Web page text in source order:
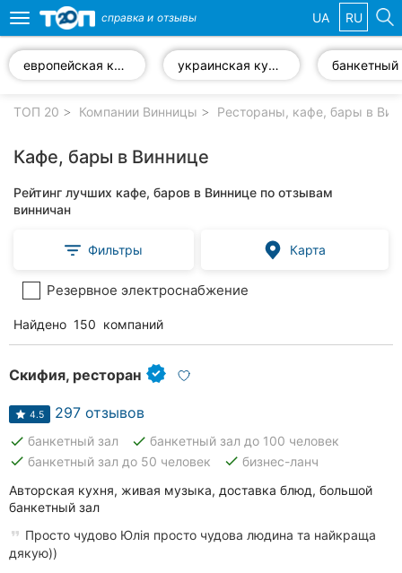
компании
Популярные
рубрики:
Стоматологии
Ветеринарные
Частные
клиники
Автошколы
Рестораны
Все
рубрики
Toggle
navigation
справка и отзывы UA RU
европейская кухня украинская кухня банкетный
ТОП 20 Компании Винницы Рестораны, кафе, бары в
Кафе, бары в Виннице
Рейтинг лучших кафе, баров в Виннице по отзывам
винничан
Фильтры Карта
Резервное электроснабжение
Найдено 150 компаний
Скифия, ресторан
4.5 297 отзывов
done банкетный зал done банкетный зал до 100 человек
done банкетный зал до 50 человек done бизнес-ланч
Авторская кухня, живая музыка, доставка блюд, большой
банкетный зал
Просто чудово Юлія просто чудова людина та найкраща
дякую))